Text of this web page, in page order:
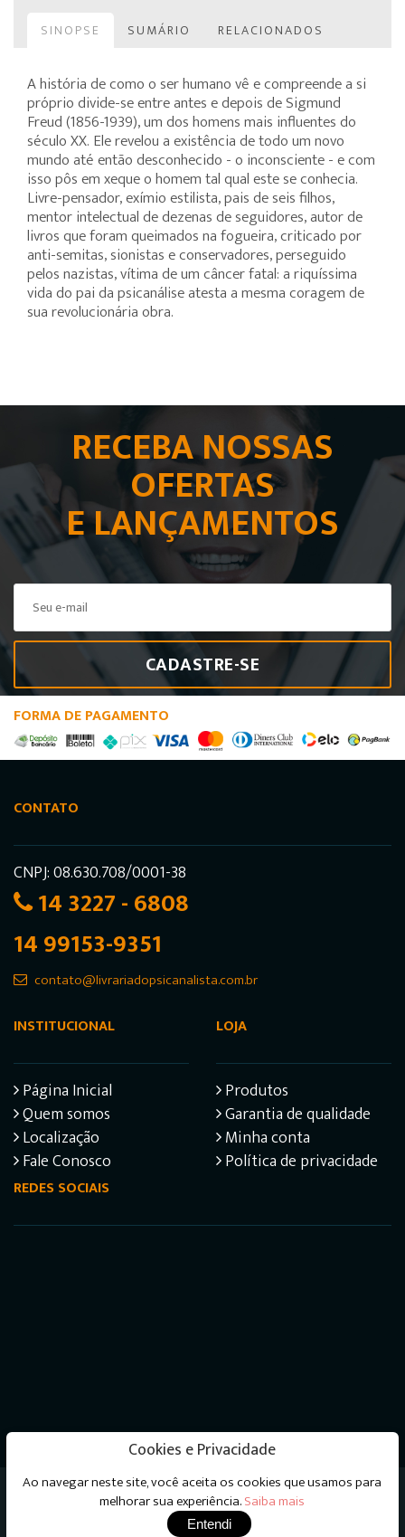
SINOPSE SUMÁRIO RELACIONADOS
A história de como o ser humano vê e compreende a si
próprio divide-se entre antes e depois de Sigmund
Freud (1856-1939), um dos homens mais influentes do
século XX. Ele revelou a existência de todo um novo
mundo até então desconhecido - o inconsciente - e com
isso pôs em xeque o homem tal qual este se conhecia.
Livre-pensador, exímio estilista, pais de seis filhos,
mentor intelectual de dezenas de seguidores, autor de
livros que foram queimados na fogueira, criticado por
anti-semitas, sionistas e conservadores, perseguido
pelos nazistas, vítima de um câncer fatal: a riquíssima
vida do pai da psicanálise atesta a mesma coragem de
sua revolucionária obra.
RECEBA NOSSAS
OFERTAS
E LANÇAMENTOS
CADASTRE-SE
FORMA DE PAGAMENTO
CONTATO
CNPJ: 08.630.708/0001-38
14 3227 - 6808
14 99153-9351
contato@livrariadopsicanalista.com.br
INSTITUCIONAL
Página Inicial
Quem somos
Localização
Fale Conosco
LOJA
Produtos
Garantia de qualidade
Minha conta
Política de privacidade
REDES SOCIAIS
Livraria do Psicanalista © 2026 - Todos os direitos
reservados
Cookies e Privacidade
Ao navegar neste site, você aceita os cookies que usamos para
melhorar sua experiência.Saiba mais
Entendi